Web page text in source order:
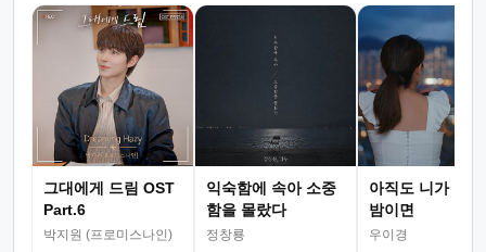
그대에게 드림 OST
Part.6
박지원 (프로미스나인)
익숙함에 속아 소중
함을 몰랐다
정창룡
아직도 니가 그
밤이면
우이경